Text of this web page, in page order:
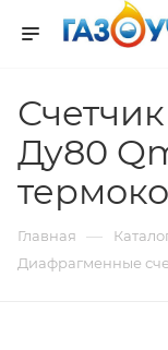
Ду80
Главная —
Диафрагменные